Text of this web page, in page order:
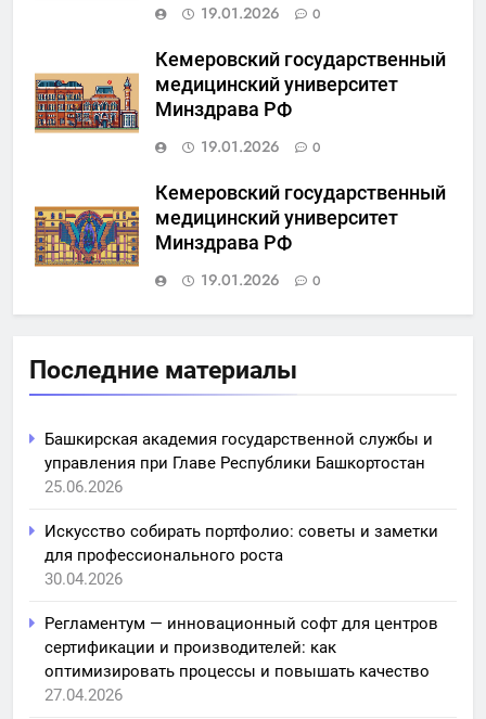
19.01.2026
0
Кемеровский государственный
медицинский университет
Минздрава РФ
19.01.2026
0
Кемеровский государственный
медицинский университет
Минздрава РФ
19.01.2026
0
Последние материалы
Башкирская академия государственной службы и
управления при Главе Республики Башкортостан
25.06.2026
Искусство собирать портфолио: советы и заметки
для профессионального роста
30.04.2026
Регламентум — инновационный софт для центров
сертификации и производителей: как
оптимизировать процессы и повышать качество
27.04.2026